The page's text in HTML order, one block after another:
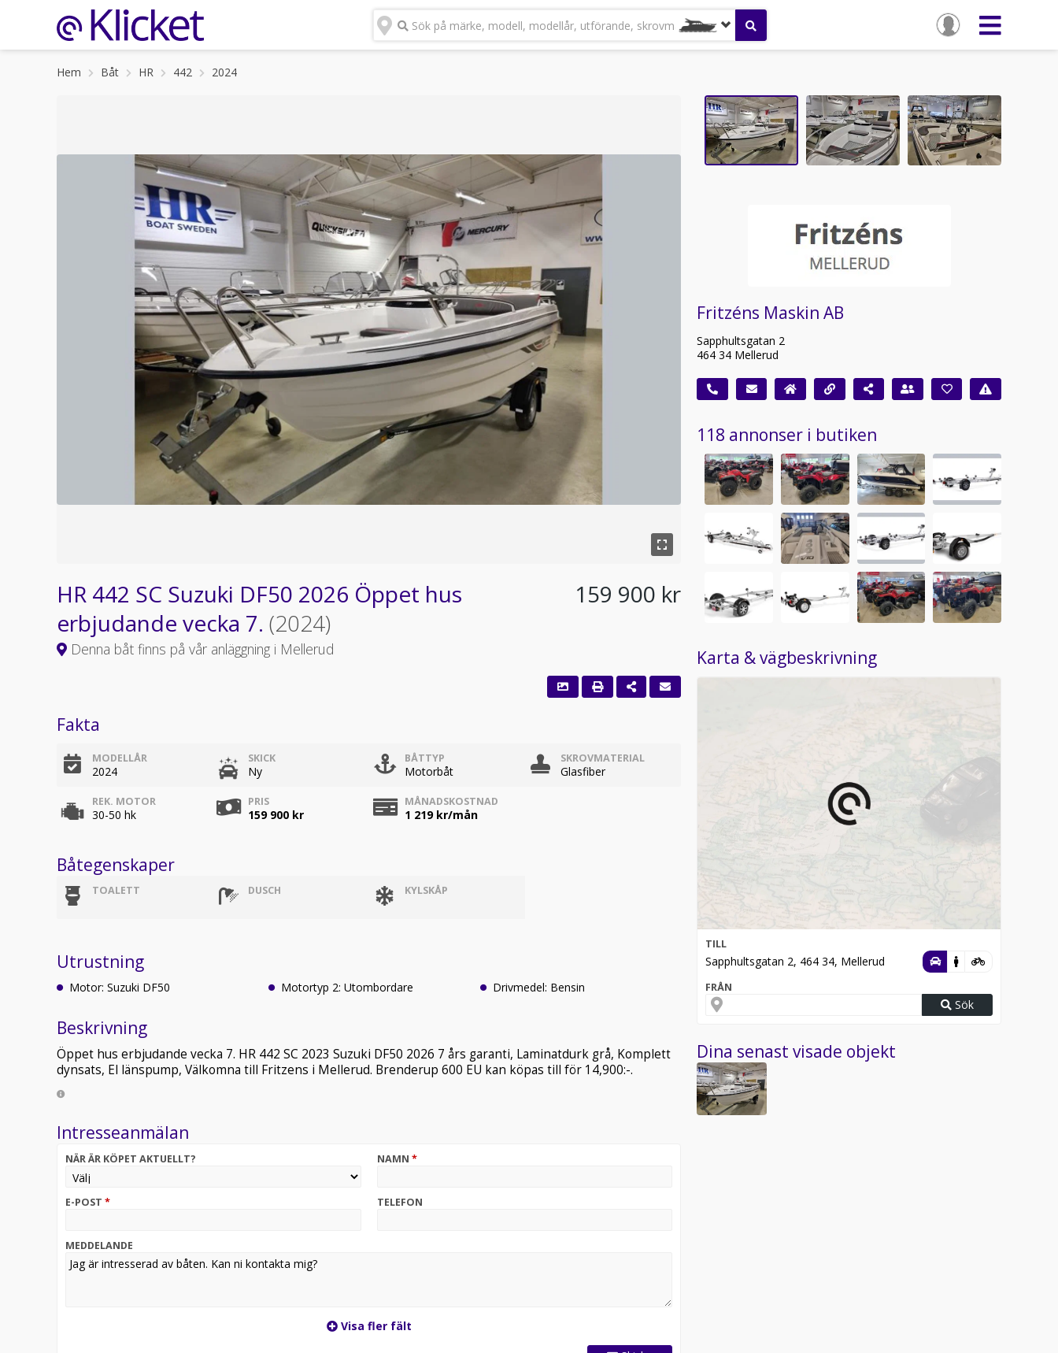
Sök på märke, modell, modellår, utförande, skrovmaterial
Hem Båt HR 442 2024
HR 442 SC Suzuki DF50 2026 Öppet hus
erbjudande vecka 7. (2024)
Denna båt finns på vår anläggning i Mellerud
159 900 kr
Fakta
MODELLÅR
2024
SKICK
Ny
BÅTTYP
Motorbåt
SKROVMATERIAL
Glasfiber
REK. MOTOR
30-50 hk
PRIS
159 900 kr
MÅNADSKOSTNAD
1 219kr/mån
Båtegenskaper
TOALETT DUSCH KYLSKÅP
Utrustning
Motor: Suzuki DF50 Motortyp 2: Utombordare Drivmedel: Bensin
Beskrivning
Öppet hus erbjudande vecka 7. HR 442 SC 2023 Suzuki DF50 2026 7 års garanti, Laminatdurk grå, Komplett
dynsats, El länspump, Välkomna till Fritzens i Mellerud. Brenderup 600 EU kan köpas till för 14,900:-.
Intresseanmälan
NÄR ÄR KÖPET AKTUELLT? NAMN *
E-POST * TELEFON
MEDDELANDE
Visa fler fält
Fritzéns Maskin AB
Sapphultsgatan 2
464 34 Mellerud
118 annonser i butiken
Karta & vägbeskrivning
TILL
Sapphultsgatan 2, 464 34, Mellerud
FRÅN
Sök
Dina senast visade objekt